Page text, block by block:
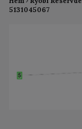
5131045067